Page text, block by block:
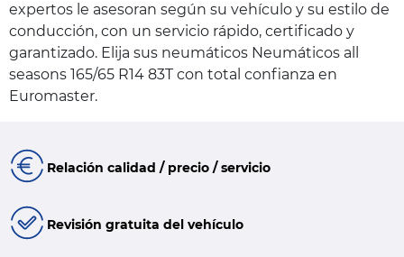
expertos le asesoran según su vehículo y su estilo de
conducción, con un servicio rápido, certificado y
garantizado. Elija sus neumáticos Neumáticos all
seasons 165/65 R14 83T con total confianza en
Euromaster.
Relación calidad / precio / servicio
Revisión gratuita del vehículo